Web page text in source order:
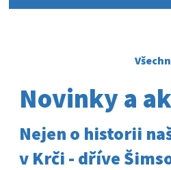
Novinky a
Nejen o historii
v Krči - dříve